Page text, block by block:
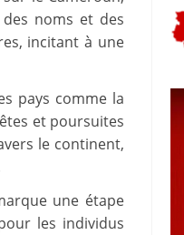
noms et des
incitant à une
pays comme la
et poursuites
le continent,
une étape
les individus